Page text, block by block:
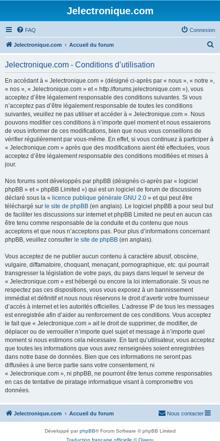
Jelectronique.com
FAQ Connexion
Jelectronique.com Accueil du forum
Jelectronique.com - Conditions d’utilisation
En accédant à « Jelectronique.com » (désigné ci-après par « nous », « notre »,
« nos », « Jelectronique.com » et « http://forums.jelectronique.com »), vous
acceptez d’être légalement responsable des conditions suivantes. Si vous
n’acceptez pas d’être légalement responsable de toutes les conditions
suivantes, veuillez ne pas utiliser et accéder à « Jelectronique.com ». Nous
pouvons modifier ces conditions à n’importe quel moment et nous essaierons
de vous informer de ces modifications, bien que nous vous conseillons de
vérifier régulièrement par vous-même. En effet, si vous continuez à participer à
« Jelectronique.com » après que des modifications aient été effectuées, vous
acceptez d’être légalement responsable des conditions modifiées et mises à
jour.
Nos forums sont développés par phpBB (désignés ci-après par « logiciel
phpBB » et « phpBB Limited ») qui est un logiciel de forum de discussions
déclaré sous la « licence publique générale GNU 2.0 » et qui peut être
téléchargé sur le site de phpBB (en anglais). Le logiciel phpBB a pour seul but
de faciliter les discussions sur internet et phpBB Limited ne peut en aucun cas
être tenu comme responsable de la conduite et du contenu que nous
acceptons et que nous n’acceptons pas. Pour plus d’informations concernant
phpBB, veuillez consulter le site de phpBB (en anglais).
Vous acceptez de ne publier aucun contenu à caractère abusif, obscène,
vulgaire, diffamatoire, choquant, menaçant, pornographique, etc. qui pourrait
transgresser la législation de votre pays, du pays dans lequel le serveur de
« Jelectronique.com » est hébergé ou encore la loi internationale. Si vous ne
respectez pas ces dispositions, vous vous exposez à un bannissement
immédiat et définitif et nous nous réservons le droit d’avertir votre fournisseur
d’accès à internet et les autorités officielles. L’adresse IP de tous les messages
est enregistrée afin d’aider au renforcement de ces conditions. Vous acceptez
le fait que « Jelectronique.com » ait le droit de supprimer, de modifier, de
déplacer ou de verrouiller n’importe quel sujet et message à n’importe quel
moment si nous estimons cela nécessaire. En tant qu’utilisateur, vous acceptez
que toutes les informations que vous avez renseignées soient enregistrées
dans notre base de données. Bien que ces informations ne seront pas
diffusées à une tierce partie sans votre consentement, ni
« Jelectronique.com », ni phpBB, ne pourront être tenus comme responsables
en cas de tentative de piratage informatique visant à compromettre vos
données.
Jelectronique.com Accueil du forum Nous contacter
Développé parphpBB® Forum Software © phpBB Limited
Traduction française officielle ©Qiaeru